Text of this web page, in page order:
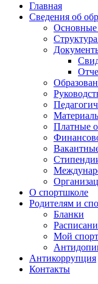
Главная
Сведения об
Основные
Платные
О спортшколе
Родителям и
Бланки
Мой спорт
Антикоррупция
Контакты